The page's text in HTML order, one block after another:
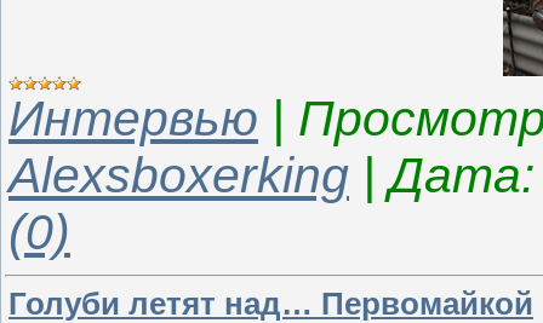
Интервью
Alexsboxerking |Дата:
(0)
Голуби летят над… Первомайкой